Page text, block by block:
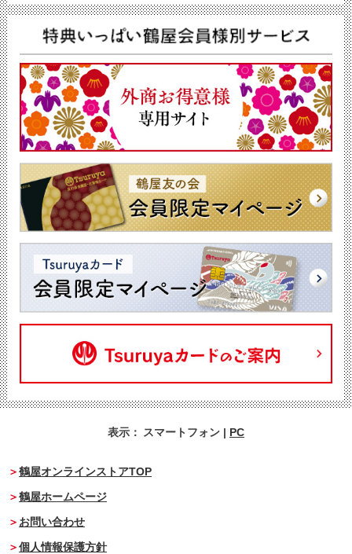
表示： スマートフォン | PC
鶴屋オンラインストアTOP
鶴屋ホームページ
お問い合わせ
個人情報保護方針